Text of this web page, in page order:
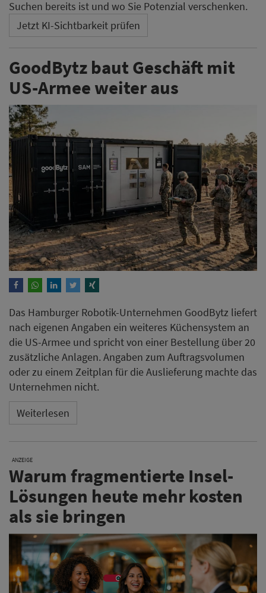
Das Hamburger Robotik-Unternehmen GoodBytz liefert
nach eigenen Angaben ein weiteres Küchensystem an
die US-Armee und spricht von einer Bestellung über 20
zusätzliche Anlagen. Angaben zum Auftragsvolumen
oder zu einem Zeitplan für die Auslieferung machte das
Unternehmen nicht.
Weiterlesen
Warum fragmentierte Insel-
Lösungen heute mehr kosten
als sie bringen